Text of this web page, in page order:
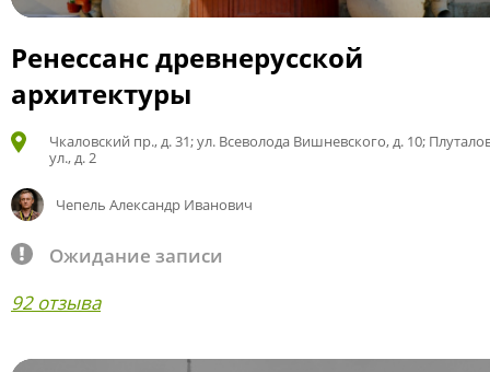
Ренессанс древнерусской
архитектуры
Чкаловский пр., д. 31; ул. Всеволода Вишневского, д. 10;
ул., д. 2
Чепель Александр Иванович
Ожидание записи
92 отзыва